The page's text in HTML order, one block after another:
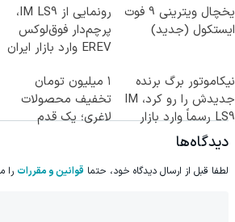
یخچال ویترینی 9 فوت
ایستکول (جدید)
رونمایی از IM LS9،
پرچم‌دار فوق‌لوکس
EREV وارد بازار ایران
نیکاموتور برگ برنده
جدیدش را رو کرد، IM
LS9 رسماً وارد بازار
ایران شد
۱ میلیون تومان
تخفیف محصولات
لاغری؛ یک قدم
دیدگاه‌ها
لطفا قبل از ارسال دیدگاه خود، حتما قوانین و مقررات را